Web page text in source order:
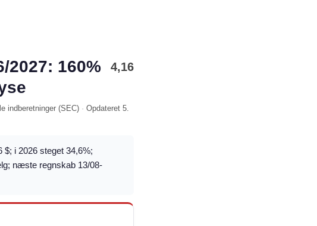
2027: 160%
4,16
indberetninger (SEC) · Opdateret 5.
$; i 2026 steget 34,6%;
næste regnskab 13/08-